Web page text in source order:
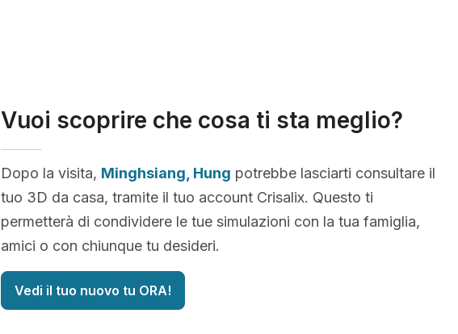
Vuoi scoprire che cosa ti sta meglio?
Dopo la visita, Minghsiang, Hung potrebbe lasciarti consultare il
tuo 3D da casa, tramite il tuo account Crisalix. Questo ti
permetterà di condividere le tue simulazioni con la tua famiglia,
amici o con chiunque tu desideri.
Vedi il tuo nuovo tu ORA!